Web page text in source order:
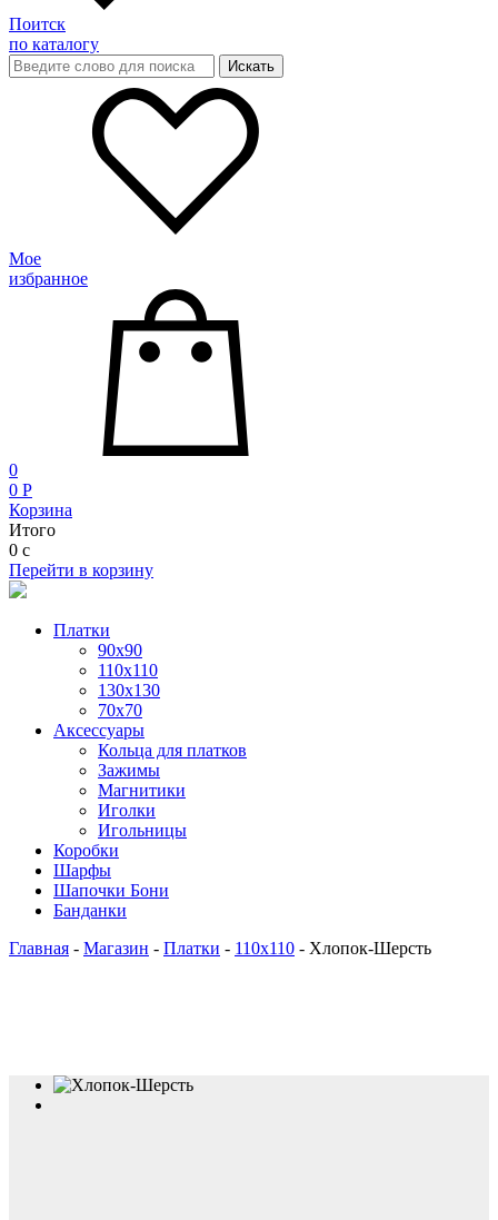
Поитск
по каталогу
Мое
избранное
0
0 P
Корзина
Итого
0 c
Перейти в корзину
Платки
90x90
110x110
130x130
70х70
Аксессуары
Кольца для платков
Зажимы
Магнитики
Иголки
Игольницы
Коробки
Шарфы
Шапочки Бони
Банданки
Главная - Магазин - Платки - 110x110 - Хлопок-Шерсть